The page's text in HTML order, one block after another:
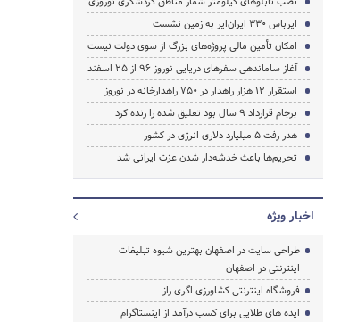
ایرباس ۳۳۰ ایران‌ایر به زمین نشست
امکان تأمین مالی پروژه‌های بزرگ از سوی دولت نیست
آغاز ساماندهی سفرهای دریایی نوروز ۹۶ از ۲۵ اسفند‌
استقرار ۱۲ هزار راهدار در ۷۵۰ راهدارخانه در نوروز
برجام قرارداد ۹ سال بود تعلیق شده را زنده کرد
هدر رفت ۵ میلیارد دلاری انرژی در کشور
تحریم‌ها باعث خدشه‌دار شدن عزت ایرانی شد
اخبار ویژه
طراحی سایت در اصفهان بهترین شیوه تبلیغات
اینترنتی در اصفهان
فروشگاه اینترنتی کشاورزی اگری راز
ایده های طلایی برای کسب درآمد از اینستاگرام